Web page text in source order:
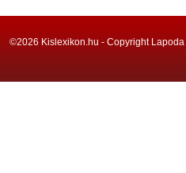
©2026 Kislexikon.hu - Copyright